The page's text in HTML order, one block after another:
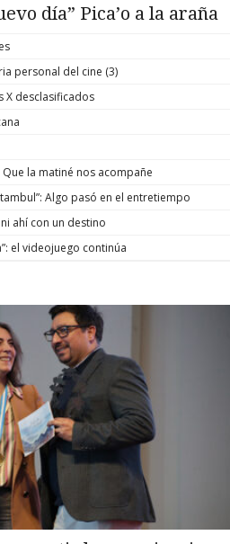
día” Pica’o a la araña
personal del cine (3)
X desclasificados
la matiné nos acompañe
Algo pasó en el entretiempo
ahí con un destino
el videojuego continúa